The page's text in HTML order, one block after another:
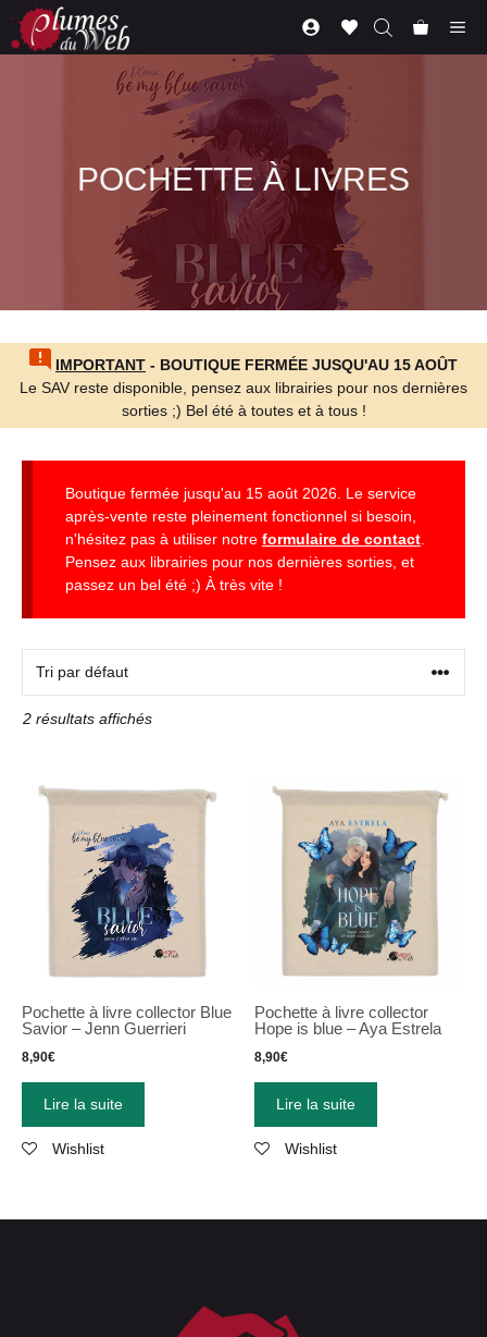
Aller
contenu
POCHETTE À LIVRES
IMPORTANT - BOUTIQUE FERMÉE JUSQU'AU 15 AOÛT
Le SAV reste disponible, pensez aux librairies pour nos dernières
sorties ;) Bel été à toutes et à tous !
Boutique fermée jusqu'au 15 août 2026. Le service
après-vente reste pleinement fonctionnel si besoin,
n'hésitez pas à utiliser notre formulaire de contact
Pensez aux librairies pour nos dernières sorties, et
passez un bel été ;) À très vite !
2 résultats affichés
Pochette à livre collector Blue
Savior – Jenn Guerrieri
8,90€
Lire la suite
Wishlist
Pochette à livre collector
Hope is blue – Aya Estrela
8,90€
Lire la suite
Wishlist